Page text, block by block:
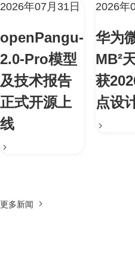
2026年07月31日
openPangu-
2.0-Pro模型
及技术报告
正式开源上
线
2026年
华为
MB²
获
点设
更多新闻